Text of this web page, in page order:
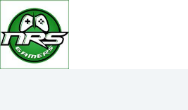
Salta
contenuto